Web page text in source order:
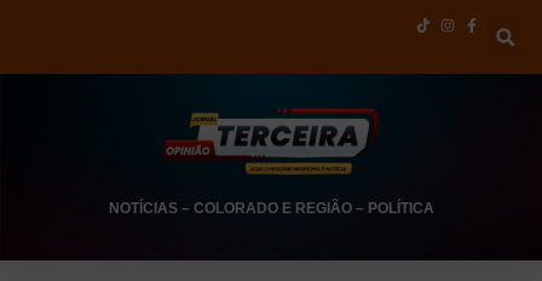
NOTÍCIAS– COLORADO E REGIÃO– POLÍTICA